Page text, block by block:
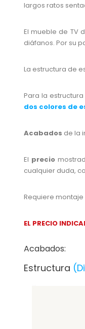
largos ratos
El mueble de TV
diáfanos. Por su
La estructura de
Para la
dos colores de
Acabados de la
El precio
cualquier duda,
Requiere
EL PRECIO
Acabados:
Estructura